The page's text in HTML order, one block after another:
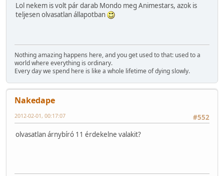
Lol nekem is volt pár darab Mondo meg Animestars, azok is
teljesen olvasatlan állapotban
Nothing amazing happens here, and you get used to that: used to a
world where everything is ordinary.
Every day we spend here is like a whole lifetime of dying slowly.
Nakedape
#552
2012-02-01, 00:17:07
olvasatlan árnybíró 11 érdekelne valakit?